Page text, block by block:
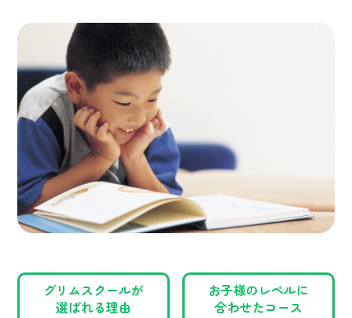
グリムスクールが
選ばれる理由
お子様のレベルに
合わせたコース